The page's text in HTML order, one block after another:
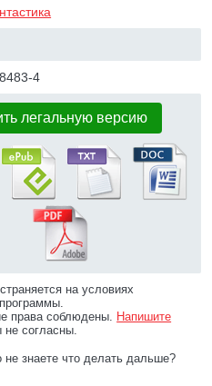
4
легальную версию
на условиях
права соблюдены. Напишите
согласны.
знаете что делать дальше?